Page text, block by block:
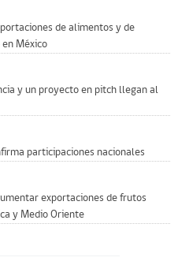
de alimentos y de
México
y un proyecto en pitch llegan al
participaciones nacionales
exportaciones de frutos
y Medio Oriente